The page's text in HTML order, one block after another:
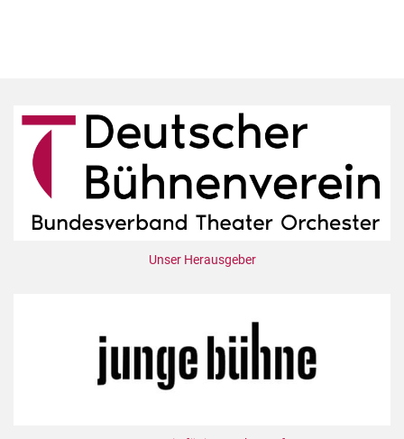
Unser Herausgeber